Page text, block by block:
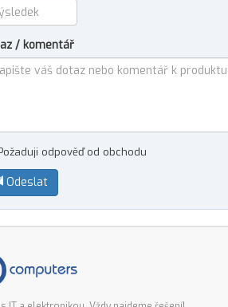
/ komentář
odpověď od obchodu
Odeslat